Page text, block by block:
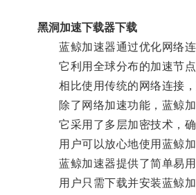
黑洞加速下载器下载
蓝鲸加速器通过优化网络连
它利用全球分布的加速节点
相比使用传统的网络连接，
除了网络加速功能，蓝鲸加
它采用了多层加密技术，确
用户可以放心地使用蓝鲸加
蓝鲸加速器提供了简单易用
用户只需下载并安装蓝鲸加